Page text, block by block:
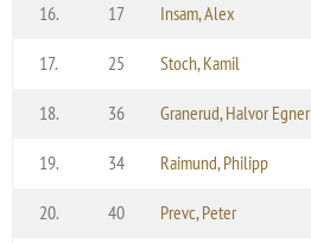
16. 17 Insam, Alex
17. 25 Stoch, Kamil
18. 36 Granerud, Halvor Egner
19. 34 Raimund, Philipp
20. 40 Prevc, Peter